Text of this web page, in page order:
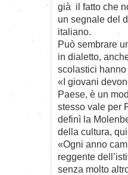
già il fatto che
un segnale del
italiano.
Può sembrare
in dialetto,
scolastici
«I giovani
Paese, è un
stesso vale per
definì la
della cultura,
«Ogni anno
reggente
senza molto